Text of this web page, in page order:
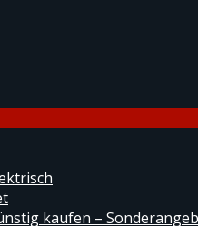
kaufen –